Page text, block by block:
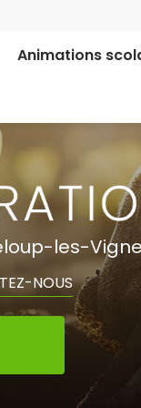
Animations
Financement
les-
NOUS